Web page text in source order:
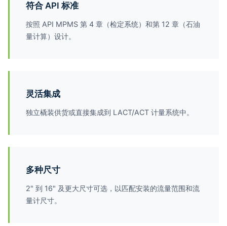
符合 API 标准
按照 API MPMS 第 4 章（检定系统）和第 12 章（石油
量计算）设计。
灵活集成
独立橇装供货或直接集成到 LACT/ACT 计量系统中。
多种尺寸
2" 到 16" 及更大尺寸可选，以匹配安装的流量范围和流
量计尺寸。